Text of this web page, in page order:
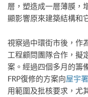
層，塑造成一層薄膜，
顯影響原來建築結構和
視察過中環街市後，作
工程顧問團隊合作，擬
案。經過四個多月的籌
FRP復修的方案向屋宇署
用範圍及批核要求，尤